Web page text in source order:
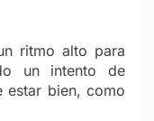
ritmo alto para
un intento de
estar bien, como